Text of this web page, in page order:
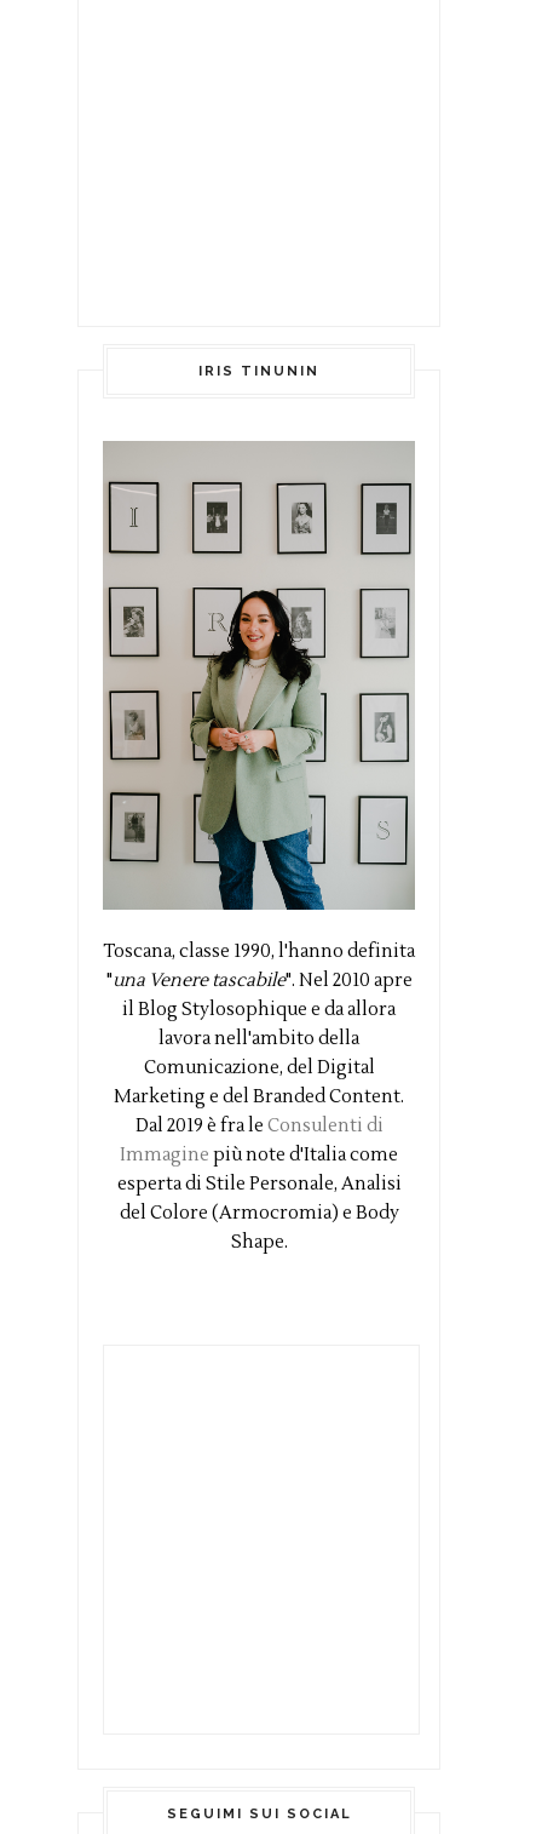
IRIS TINUNIN
Toscana, classe 1990, l'hanno definita
"una Venere tascabile". Nel 2010 apre
il Blog Stylosophique e da allora
lavora nell'ambito della
Comunicazione, del Digital
Marketing e del Branded Content.
Dal 2019 è fra le Consulenti di
Immagine più note d'Italia come
esperta di Stile Personale, Analisi
del Colore (Armocromia) e Body
Shape.
SEGUIMI SUI SOCIAL